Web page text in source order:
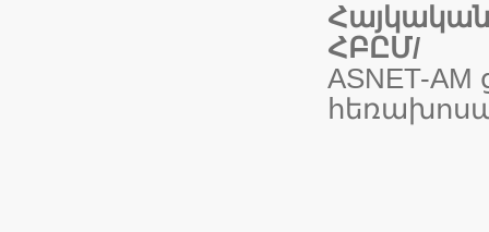
Հայկական
ՀԲԸՄ/
ASNET-